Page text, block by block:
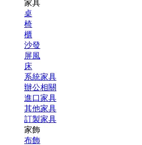
家具
桌
椅
櫃
沙發
屏風
床
系統家具
辦公相關
進口家具
其他家具
訂製家具
家飾
布飾